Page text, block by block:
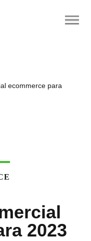
ecommerce para
2023